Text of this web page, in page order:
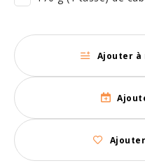
Ajouter à